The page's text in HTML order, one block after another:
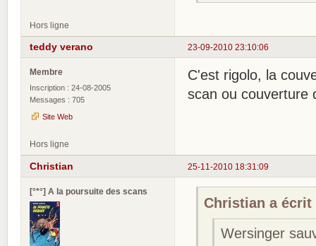
Hors ligne
23-09-2010 23:10:06
teddy verano
Membre
Inscription : 24-08-2005
Messages : 705
Site Web
C'est rigolo, la
scan ou couverture
Hors ligne
25-11-2010 18:31:09
Christian
[°*°] A la poursuite des scans
Christian a écrit
Wersinger